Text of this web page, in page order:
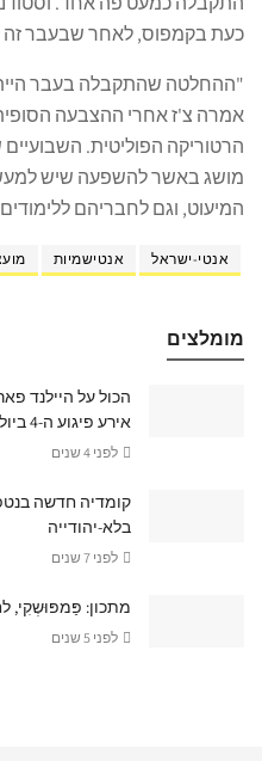
כעת בקמפוס, לאחר שבעבר זה
"ההחלטה שהתקבלה בעבר
אמרה צ'ז אחרי ההצבעה
הרטוריקה הפוליטית.
מושג באשר להשפעה שיש
המיעוט, וגם לחבריהם ללימודים
אנטי-ישראל אנטישמיות
מומלצים
הכול על היילנד
אירע פיגוע ה-4 ביולי
לפני 4 שנים
קומדיה חדשה
בלא-יהודייה
לפני 7 שנים
מתכון: פַּמפּוּשְקִי,
לפני 5 שנים